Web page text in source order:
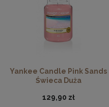
Yankee Candle Pink Sands
Świeca Duża
129,90 zł